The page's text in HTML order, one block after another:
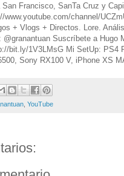
Francisco, SanTa Cruz y
www.youtube.com/channel/
+ Vlogs + Directos. Lore.
@granantuan Suscríbete a
bit.ly/1V3LMsG Mi SetUp: PS4
Sony RX100 V, iPhone XS
YouTube